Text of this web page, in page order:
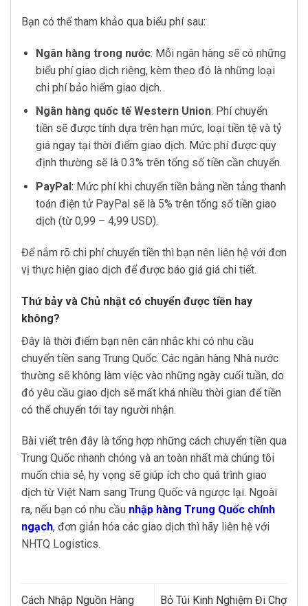
Bạn có thể tham khảo qua biểu phí sau:
Ngân hàng trong nước: Mỗi ngân hàng sẽ có những
biểu phí giao dịch riêng, kèm theo đó là những loại
chi phí bảo hiểm giao dịch.
Ngân hàng quốc tế Western Union: Phí chuyển
tiền sẽ được tính dựa trên hạn mức, loại tiền tệ và tỷ
giá ngay tại thời điểm giao dịch. Mức phí được quy
định thường sẽ là 0.3% trên tổng số tiền cần chuyển.
PayPal: Mức phí khi chuyển tiền bằng nền tảng thanh
toán điện tử PayPal sẽ là 5% trên tổng số tiền giao
dịch (từ 0,99 – 4,99 USD).
Để nắm rõ chi phí chuyển tiền thì bạn nên liên hệ với đơn
vị thực hiện giao dịch để được báo giá giá chi tiết.
Thứ bảy và Chủ nhật có chuyển được tiền hay
không?
Đây là thời điểm bạn nên cân nhắc khi có nhu cầu
chuyển tiền sang Trung Quốc. Các ngân hàng Nhà nước
thường sẽ không làm việc vào những ngày cuối tuần, do
đó yêu cầu giao dịch sẽ mất khá nhiều thời gian để tiền
có thể chuyển tới tay người nhận.
Bài viết trên đây là tổng hợp những cách chuyển tiền qua
Trung Quốc nhanh chóng và an toàn nhất mà chúng tôi
muốn chia sẻ, hy vọng sẽ giúp ích cho quá trình giao
dịch từ Việt Nam sang Trung Quốc và ngược lại. Ngoài
ra, nếu bạn có nhu cầu nhập hàng Trung Quốc chính
ngạch, đơn giản hóa các giao dịch thì hãy liên hệ với
NHTQ Logistics.
Cách Nhập Nguồn Hàng Bỏ Túi Kinh Nghiệm Đi Chợ